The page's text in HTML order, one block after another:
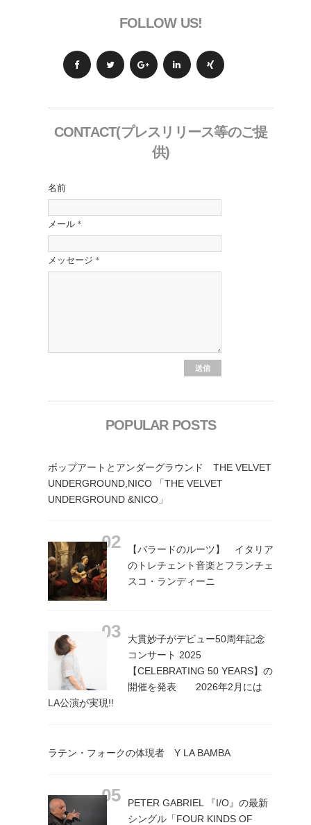
FOLLOW US!
CONTACT(プレスリリース等のご提
供)
名前
メール *
メッセージ *
POPULAR POSTS
ポップアートとアンダーグラウンド THE VELVET
UNDERGROUND,NICO 「THE VELVET
UNDERGROUND &NICO」
【バラードのルーツ】 イタリア
のトレチェント音楽とフランチェ
スコ・ランディーニ
大貫妙子がデビュー50周年記念
コンサート 2025
【CELEBRATING 50 YEARS】の
開催を発表 2026年2月には
LA公演が実現!!
ラテン・フォークの体現者 Y LA BAMBA
PETER GABRIEL 『I/O』の最新
シングル「FOUR KINDS OF